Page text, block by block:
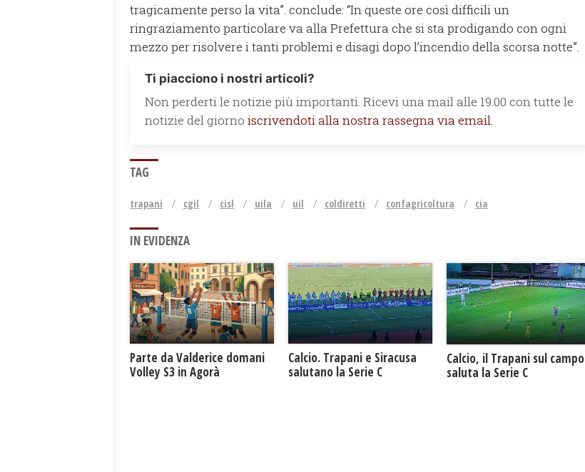
tragicamente perso la vita”. conclude: “In queste ore così difficili un
ringraziamento particolare va alla Prefettura che si sta prodigando con ogni
mezzo per risolvere i tanti problemi e disagi dopo l’incendio della scorsa notte”.
Ti piacciono i nostri articoli?
Non perderti le notizie più importanti. Ricevi una mail alle 19.00 con tutte le
notizie del giorno iscrivendoti alla nostra rassegna via email.
TAG
trapani cgil cisl uila uil coldiretti confagricoltura cia
IN EVIDENZA
Parte da Valderice domani
Volley S3 in Agorà
Calcio. Trapani e Siracusa
salutano la Serie C
Calcio, il Trapani sul campo
saluta la Serie C